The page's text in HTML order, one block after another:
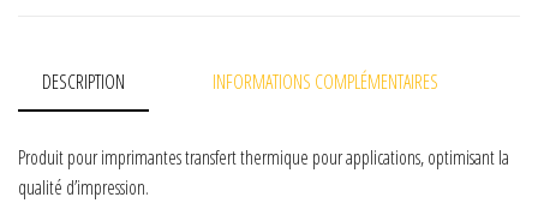
DESCRIPTION INFORMATIONS COMPLÉMENTAIRES
Produit pour imprimantes transfert thermique pour applications, optimisant la
qualité d’impression.